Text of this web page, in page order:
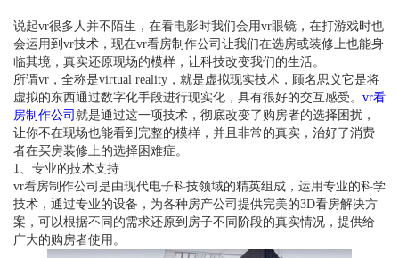
说起vr很多人并不陌生，在看电影时我们会用vr眼镜，在打游戏时也
会运用到vr技术，现在vr看房制作公司让我们在选房或装修上也能身
临其境，真实还原现场的模样，让科技改变我们的生活。
所谓vr，全称是virtual reality，就是虚拟现实技术，顾名思义它是将
虚拟的东西通过数字化手段进行现实化，具有很好的交互感受。 vr看
房制作公司 就是通过这一项技术，彻底改变了购房者的选择困扰，
让你不在现场也能看到完整的模样，并且非常的真实，治好了消费
者在买房装修上的选择困难症。
1、专业的技术支持
vr看房制作公司是由现代电子科技领域的精英组成，运用专业的科学
技术，通过专业的设备，为各种房产公司提供完美的3D看房解决方
案，可以根据不同的需求还原到房子不同阶段的真实情况，提供给
广大的购房者使用。